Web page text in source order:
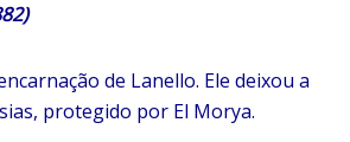
de Lanello. Ele deixou a
protegido por El Morya.